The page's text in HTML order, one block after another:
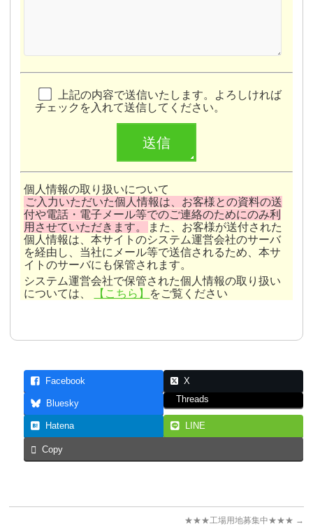
弊社が購入
責任を持って対応
まずはお気軽にお問い合わせ下
『余り、近所の人に知られた
トな相場のご相談もお受けいたしております。
詳しく査定するのか、当面の間は売却しない
のかのご判断は頂ける
一戸建
土地
所在地の郵便番号（任意：入力すると所在地に住所
所在地(必須）
マンション名（任意）
現況（任意 ）
居住中
賃貸中
●売却をご希望の場合は以下の項目もご記入くださ
上記の内容で送信いたします。よろしければ
チェックを入れて送信してください。
個人情報の取り扱いについて
ご入力いただいた個人情報は、お客様との資料の送
付や電話・電子メール等でのご連絡のためにのみ利
用させていただきます。
また、お客様が送付された
個人情報は、本サイトのシステム運営会社のサーバ
を経由し、当社にメール等で送信されるため、本サ
イトのサーバにも保管されます。
システム運営会社で保管された個人情報の取り扱い
については、
【こちら】 をご覧ください
Facebook X
Bluesky Threads
Hatena LINE
Copy
★★★工場用地募集中★★★ →